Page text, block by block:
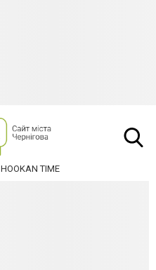
HOOKAN TIME